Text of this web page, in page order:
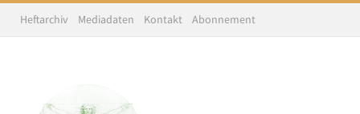
Heftarchiv Mediadaten Kontakt Abonnement